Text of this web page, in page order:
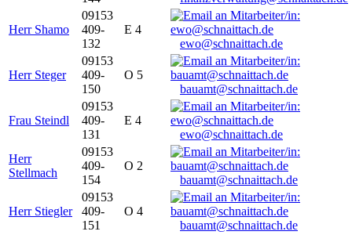
Herr Shamo
09153
409-
132
E 4
ewo@schnaittach.de
Herr Steger
09153
409-
150
O 5
bauamt@schnaittach.de
Frau Steindl
09153
409-
131
E 4
ewo@schnaittach.de
Herr
Stellmach
09153
409-
154
O 2
bauamt@schnaittach.de
Herr Stiegler
09153
409-
151
O 4
bauamt@schnaittach.de